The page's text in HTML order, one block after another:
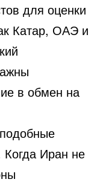
для оценки
Катар, ОАЭ и
в обмен на
Иран не